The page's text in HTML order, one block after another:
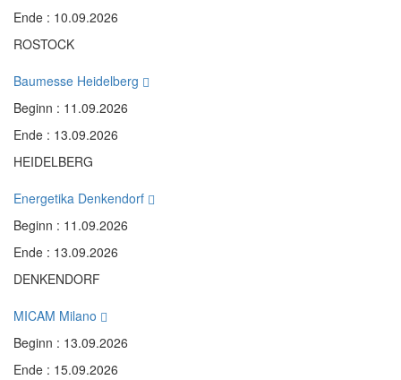
Ende : 10.09.2026
ROSTOCK
Baumesse Heidelberg
Beginn : 11.09.2026
Ende : 13.09.2026
HEIDELBERG
Energetika Denkendorf
Beginn : 11.09.2026
Ende : 13.09.2026
DENKENDORF
MICAM Milano
Beginn : 13.09.2026
Ende : 15.09.2026